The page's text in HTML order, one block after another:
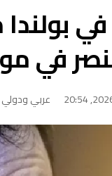
سياسة
محليات في
عربي ودولي